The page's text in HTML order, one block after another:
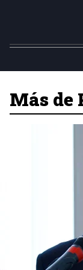
Más de